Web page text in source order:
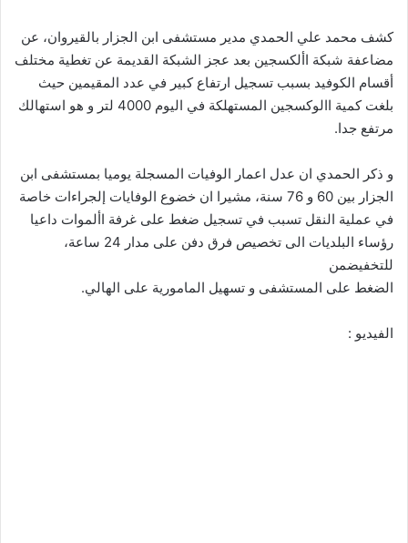
كشف محمد علي الحمدي مدير مستشفى ابن الجزار بالقيروان، عن
مضاعفة شبكة األكسجين بعد عجز الشبكة القديمة عن تغطية مختلف
أقسام الكوفيد بسبب تسجيل ارتفاع كبير في عدد المقيمين حيث
بلغت كمية االوكسجين المستهلكة في اليوم 4000 لتر و هو استهالك
مرتفع جدا.
و ذكر الحمدي ان عدل اعمار الوفيات المسجلة يوميا بمستشفى ابن
الجزار بين 60 و 76 سنة، مشيرا ان خضوع الوفايات إلجراءات خاصة
في عملية النقل تسبب في تسجيل ضغط على غرفة األموات داعيا
رؤساء البلديات الى تخصيص فرق دفن على مدار 24 ساعة،
للتخفيضمن
الضغط على المستشفى و تسهيل المامورية على الهالي.
الفيديو :